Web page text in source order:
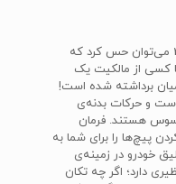
پس از چند دقیقه رانندگی با پژو 2008 می‌توان حس کرد که
کسی از مالکیت یک
برداشته شده است!
است و حرکات بدنه‌ی
هستند. فرمان
پیچ‌ها را برای شما به
خودرو در زمینه‌ی
دارد؛ اگر چه تکان